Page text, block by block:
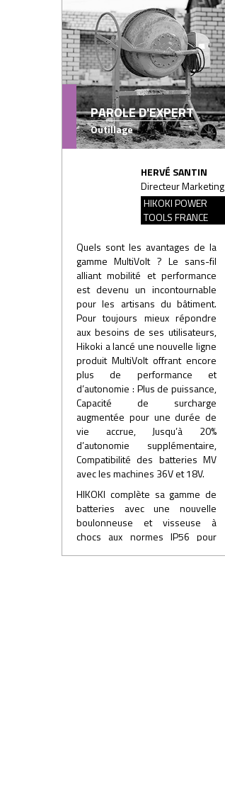
PAROLE D'EXPERT
Outillage
HERVÉ SANTIN
Directeur Marketing
HIKOKI POWER
TOOLS FRANCE
Quels sont les avantages de la
gamme MultiVolt ? Le sans-fil
alliant mobilité et performance
est devenu un incontournable
pour les artisans du bâtiment.
Pour toujours mieux répondre
aux besoins de ses utilisateurs,
Hikoki a lancé une nouvelle ligne
produit MultiVolt offrant encore
plus de performance et
d’autonomie : Plus de puissance,
Capacité de surcharge
augmentée pour une durée de
vie accrue, Jusqu’à 20%
d’autonomie supplémentaire,
Compatibilité des batteries MV
avec les machines 36V et 18V.
HIKOKI complète sa gamme de
batteries avec une nouvelle
boulonneuse et visseuse à
chocs aux normes IP56 pour